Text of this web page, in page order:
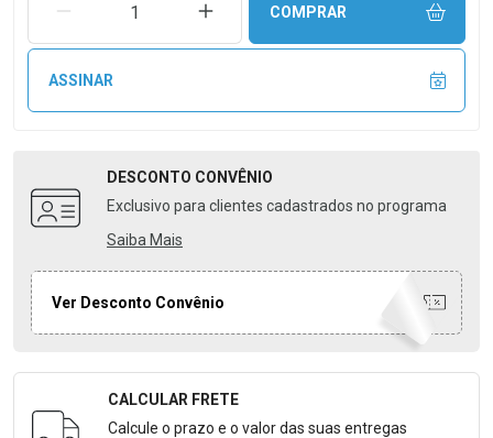
REMOVER UMA UNIDADEAUMENTAR UMA UNIDADE
COMPRAR
ASSINAR
DESCONTO CONVÊNIO
Exclusivo para clientes cadastrados no programa
Saiba Mais
Ver Desconto Convênio
Formulário para Calcular o Frete
CALCULAR FRETE
Calcule o prazo e o valor das suas entregas